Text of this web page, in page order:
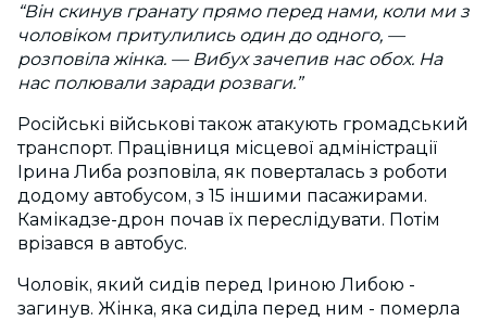
“Він скинув гранату прямо перед нами, коли ми з
чоловіком притулились один до одного, —
розповіла жінка. — Вибух зачепив нас обох. На
нас полювали заради розваги.”
Російські військові також атакують громадський
транспорт. Працівниця місцевої адміністрації
Ірина Либа розповіла, як поверталась з роботи
додому автобусом, з 15 іншими пасажирами.
Камікадзе-дрон почав їх переслідувати. Потім
врізався в автобус.
Чоловік, який сидів перед Іриною Либою -
загинув. Жінка, яка сиділа перед ним - померла